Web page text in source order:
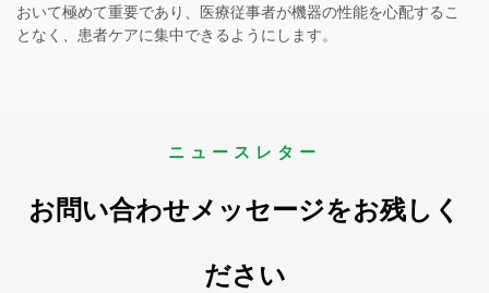
おいて極めて重要であり、医療従事者が機器の性能を心配するこ
となく、患者ケアに集中できるようにします。
ニュースレター
お問い合わせメッセージをお残しく
ださい